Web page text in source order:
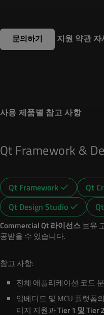
문의하기 지원 약관 자
사용 제품별 참고 사항
Qt Framework &
Qt Framework
Qt
Qt Design Studio
Commercial Qt 라이선스보유
공받을 수 있습니다.
참고 사항:
전체 애플리케이션 코드
임베디드 및 MCU 플랫폼
미지 지원과Tier 1 및 Tier